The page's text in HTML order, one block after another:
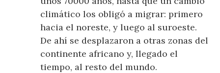
climático los obligó a migrar: primero
hacia el noreste, y luego al suroeste.
De ahí se desplazaron a otras zonas del
continente africano y, llegado el
tiempo, al resto del mundo.